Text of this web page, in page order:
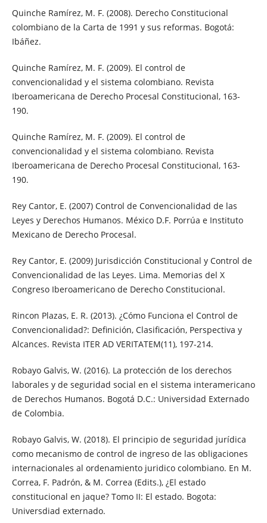
Quinche Ramírez, M. F. (2008). Derecho Constitucional
colombiano de la Carta de 1991 y sus reformas. Bogotá:
Ibáñez.
Quinche Ramírez, M. F. (2009). El control de
convencionalidad y el sistema colombiano. Revista
Iberoamericana de Derecho Procesal Constitucional, 163-
190.
Quinche Ramírez, M. F. (2009). El control de
convencionalidad y el sistema colombiano. Revista
Iberoamericana de Derecho Procesal Constitucional, 163-
190.
Rey Cantor, E. (2007) Control de Convencionalidad de las
Leyes y Derechos Humanos. México D.F. Porrúa e Instituto
Mexicano de Derecho Procesal.
Rey Cantor, E. (2009) Jurisdicción Constitucional y Control de
Convencionalidad de las Leyes. Lima. Memorias del X
Congreso Iberoamericano de Derecho Constitucional.
Rincon Plazas, E. R. (2013). ¿Cómo Funciona el Control de
Convencionalidad?: Definición, Clasificación, Perspectiva y
Alcances. Revista ITER AD VERITATEM(11), 197-214.
Robayo Galvis, W. (2016). La protección de los derechos
laborales y de seguridad social en el sistema interamericano
de Derechos Humanos. Bogotá D.C.: Universidad Externado
de Colombia.
Robayo Galvis, W. (2018). El principio de seguridad jurídica
como mecanismo de control de ingreso de las obligaciones
internacionales al ordenamiento juridico colombiano. En M.
Correa, F. Padrón, & M. Correa (Edits.), ¿El estado
constitucional en jaque? Tomo II: El estado. Bogota:
Universdiad externado.